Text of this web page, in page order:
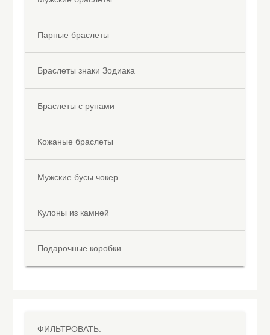
Парные браслеты
Браслеты знаки Зодиака
Браслеты с рунами
Кожаные браслеты
Мужские бусы чокер
Кулоны из камней
Подарочные коробки
ФИЛЬТРОВАТЬ: